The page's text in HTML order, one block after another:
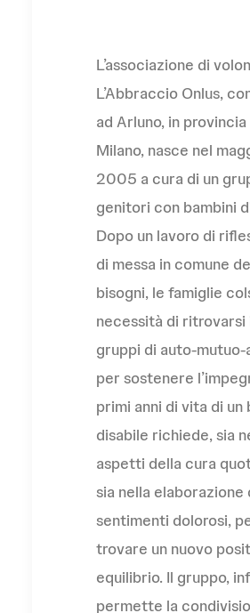
L’associazione di
L’Abbraccio Onlus,
ad Arluno, in provincia
Milano, nasce nel
2005 a cura di un
genitori con bambini
Dopo un lavoro di
di messa in comune
bisogni, le famiglie
necessità di ritrovarsi
gruppi di auto-
per sostenere
primi anni di vita di un
disabile richiede, sia
aspetti della cura
sia nella elaborazione
sentimenti dolorosi,
trovare un nuovo
equilibrio. Il gruppo,
permette la